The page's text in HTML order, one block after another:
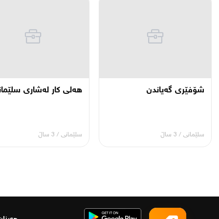
شۆفێری گەیاندن
سلێمانی / 3 ساڵ
هەلی کار لەشاری
سلێمانی / 3 ساڵ